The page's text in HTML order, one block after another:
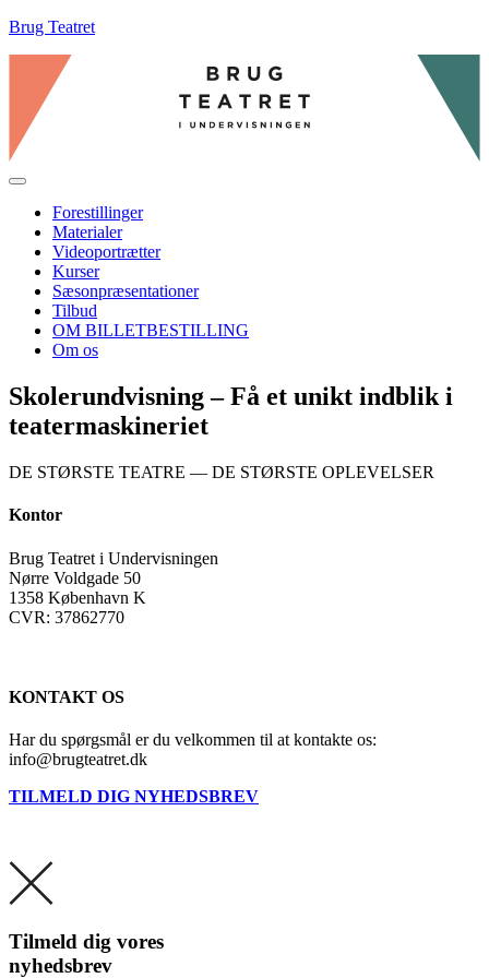
Brug Teatret
Menu
Forestillinger
Materialer
Videoportrætter
Kurser
Sæsonpræsentationer
Tilbud
OM BILLETBESTILLING
Om os
Skolerundvisning – Få et unikt indblik i
teatermaskineriet
DE STØRSTE TEATRE — DE STØRSTE OPLEVELSER
Kontor
Brug Teatret i Undervisningen
Nørre Voldgade 50
1358 København K
CVR: 37862770
KONTAKT OS
Har du spørgsmål er du velkommen til at kontakte os:
info@brugteatret.dk
TILMELD DIG NYHEDSBREV
Tilmeld dig vores
nyhedsbrev